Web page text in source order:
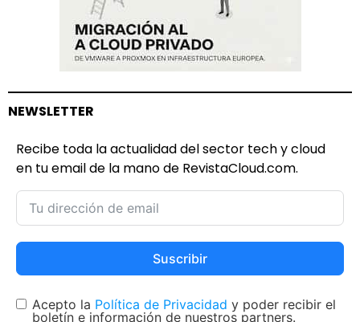
NEWSLETTER
Recibe toda la actualidad del sector tech y cloud
en tu email de la mano de RevistaCloud.com.
Suscribir
Acepto la Política de Privacidad y poder recibir el
boletín e información de nuestros partners.